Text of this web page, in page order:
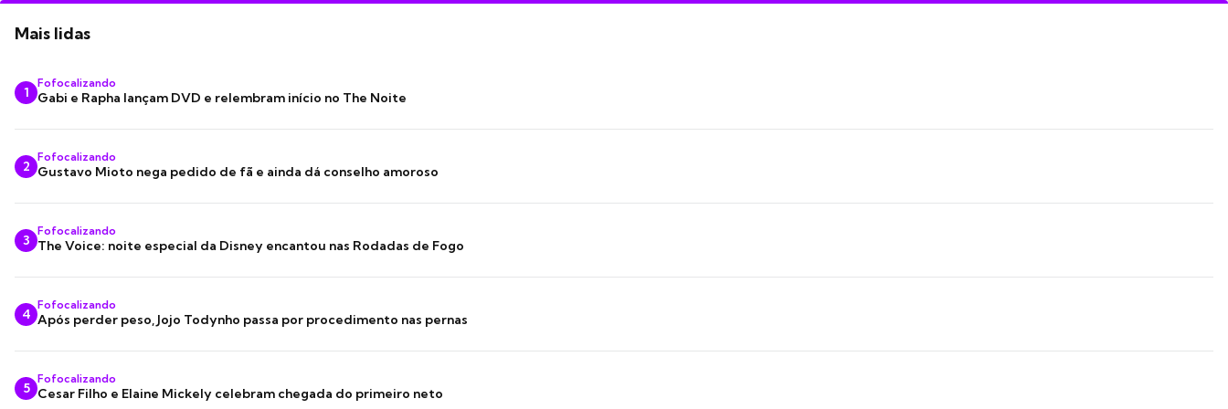
Mais lidas
1
Fofocalizando
Gabi e Rapha lançam DVD e relembram início no The Noite
2
Fofocalizando
Gustavo Mioto nega pedido de fã e ainda dá conselho amoroso
3
Fofocalizando
The Voice: noite especial da Disney encantou nas Rodadas de Fogo
4
Fofocalizando
Após perder peso, Jojo Todynho passa por procedimento nas pernas
5
Fofocalizando
Cesar Filho e Elaine Mickely celebram chegada do primeiro neto